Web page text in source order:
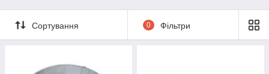
Сортування 0 Фільтри